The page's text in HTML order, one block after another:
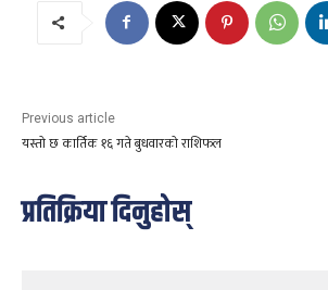
Previous article
यस्तो छ कार्तिक १६ गते बुधवारको राशिफल
प्रतिक्रिया दिनुहोस्